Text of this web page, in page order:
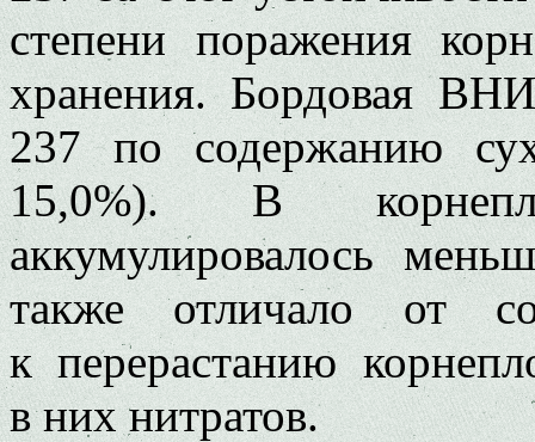
степени поражения
хранения. Бордовая
237 по содержанию
15,0%). В
аккумулировалось
также отличало от
к перерастанию
в них нитратов.